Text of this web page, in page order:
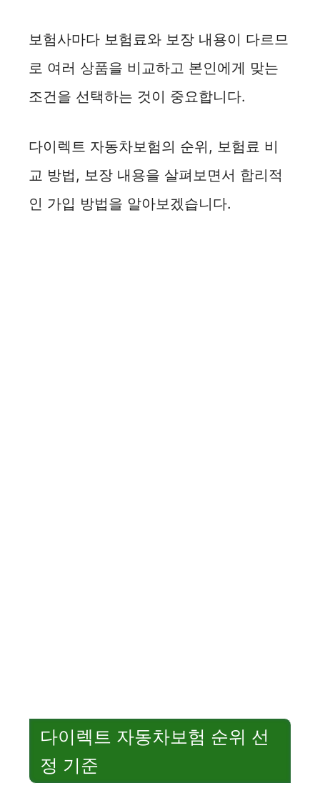
보험사마다 보험료와 보장 내용이 다르므
로 여러 상품을 비교하고 본인에게 맞는
조건을 선택하는 것이 중요합니다.
다이렉트 자동차보험의 순위, 보험료 비
교 방법, 보장 내용을 살펴보면서 합리적
인 가입 방법을 알아보겠습니다.
다이렉트 자동차보험 순위 선
정 기준